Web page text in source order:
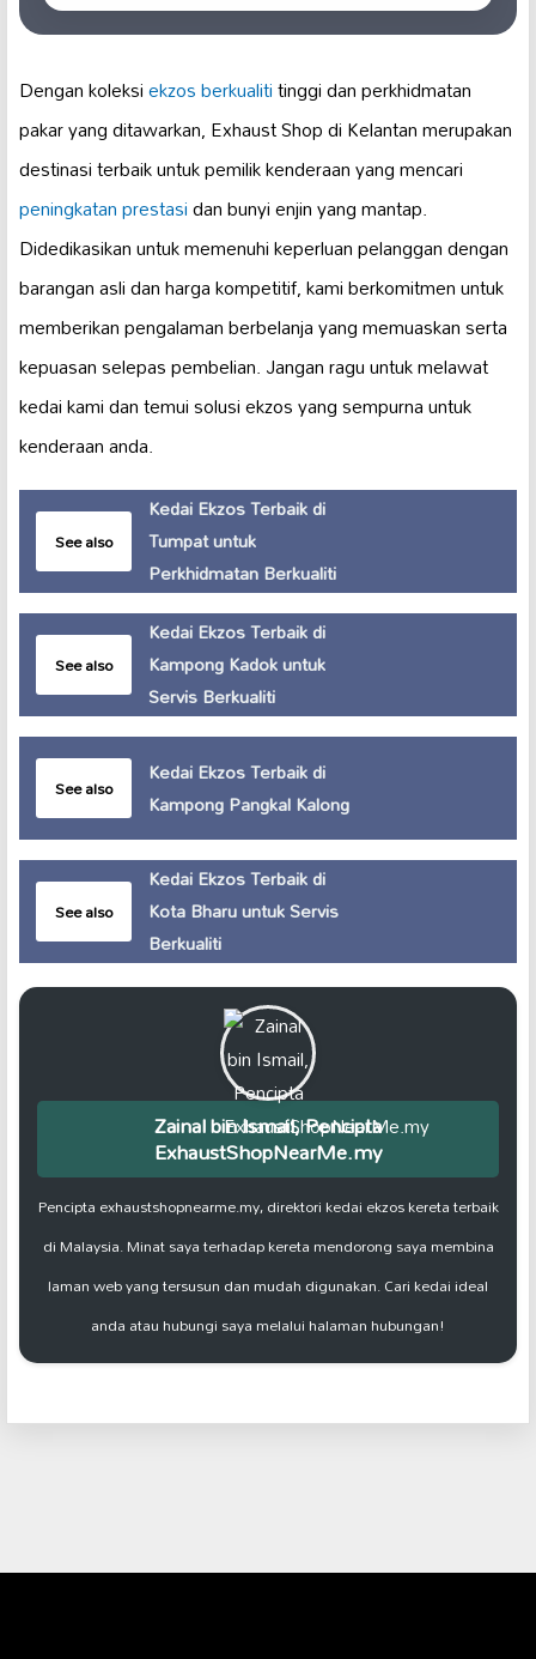
Dengan koleksiekzos berkualititinggi dan perkhidmatan
pakar yang ditawarkan, Exhaust Shop di Kelantan merupakan
destinasi terbaik untuk pemilik kenderaan yang mencari
peningkatan prestasidan bunyi enjin yang mantap.
Didedikasikan untuk memenuhi keperluan pelanggan dengan
barangan asli dan harga kompetitif, kami berkomitmen untuk
memberikan pengalaman berbelanja yang memuaskan serta
kepuasan selepas pembelian. Jangan ragu untuk melawat
kedai kami dan temui solusi ekzos yang sempurna untuk
kenderaan anda.
See also
Kedai Ekzos Terbaik di
Tumpat untuk
Perkhidmatan Berkualiti
See also
Kedai Ekzos Terbaik di
Kampong Kadok untuk
Servis Berkualiti
See also
Kedai Ekzos Terbaik di
Kampong Pangkal Kalong
See also
Kedai Ekzos Terbaik di
Kota Bharu untuk Servis
Berkualiti
Zainal bin Ismail, Pencipta
ExhaustShopNearMe.my
Pencipta exhaustshopnearme.my, direktori kedai ekzos kereta terbaik
di Malaysia. Minat saya terhadap kereta mendorong saya membina
laman web yang tersusun dan mudah digunakan. Cari kedai ideal
anda atau hubungi saya melalui halaman hubungan!